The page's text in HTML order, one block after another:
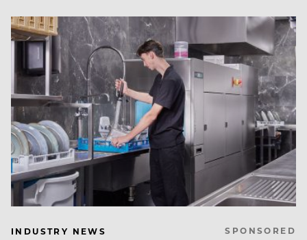
INDUSTRY NEWS SPONSORED